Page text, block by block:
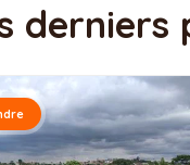
derniers